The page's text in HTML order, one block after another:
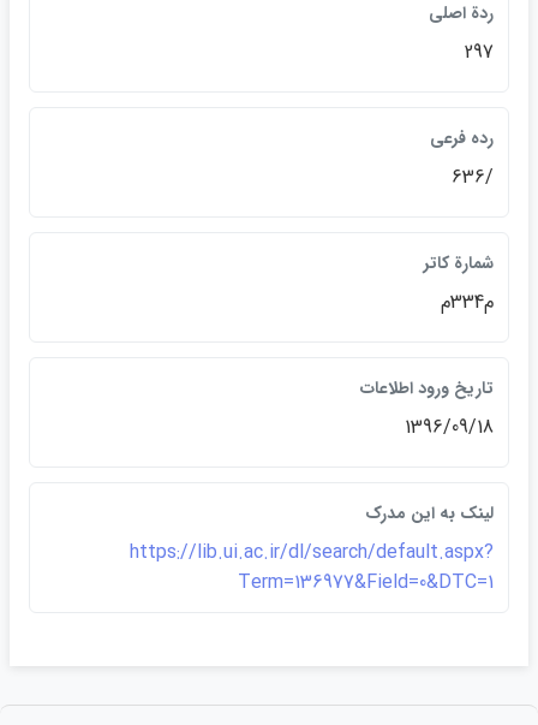
ردة اصلي
297
رده فرعي
/636
شمارة كاتر
م334م
تاريخ ورود اطلاعات
1396/09/18
لينک به اين مدرک
https://lib.ui.ac.ir/dl/search/default.aspx?
Term=136977&Field=0&DTC=1